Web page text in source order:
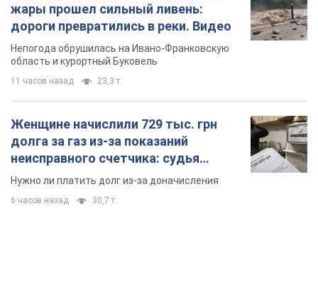
жары прошел сильный ливень:
дороги превратились в реки. Видео
Непогода обрушилась на Ивано-Франковскую
область и курортный Буковель
11 часов назад 23,3 т.
Женщине начислили 729 тыс. грн
долга за газ из-за показаний
неисправного счетчика: судья
вынес неожиданное решение
Нужно ли платить долг из-за доначисления
6 часов назад 30,7 т.